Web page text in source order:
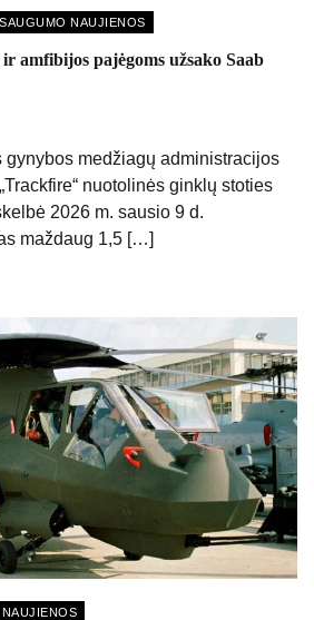
NAUJIENOS
amfibijos pajėgoms užsako Saab
gynybos medžiagų administracijos
nuotolinės ginklų stoties
2026 m. sausio 9 d.
maždaug 1,5 […]